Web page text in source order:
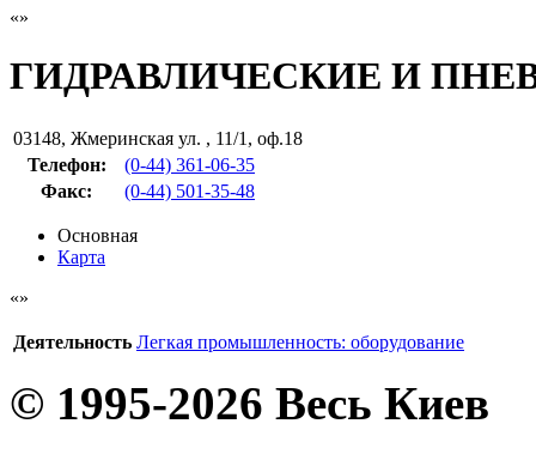
ГИДРАВЛИЧЕСКИЕ И
03148, Жмеринская ул. , 11/1, оф.18
Телефон:
(0-44) 361-06-35
Факс: (0-44) 501-35-48
Основная
Карта
Деятельность Легкая промышленность: оборудование
© 1995-2026 Весь Киев